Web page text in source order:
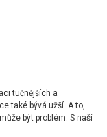
tučnějších a
také bývá užší. A to,
být problém. S naší